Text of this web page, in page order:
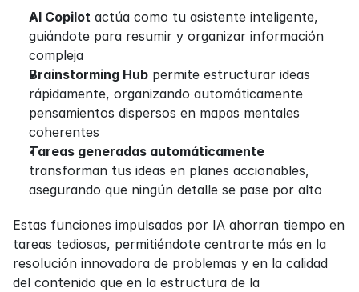
AI Copilot actúa como tu asistente inteligente,
guiándote para resumir y organizar información
compleja
Brainstorming Hub permite estructurar ideas
rápidamente, organizando automáticamente
pensamientos dispersos en mapas mentales
coherentes
Tareas generadas automáticamente
transforman tus ideas en planes accionables,
asegurando que ningún detalle se pase por alto
Estas funciones impulsadas por IA ahorran tiempo en
tareas tediosas, permitiéndote centrarte más en la
resolución innovadora de problemas y en la calidad
del contenido que en la estructura de la